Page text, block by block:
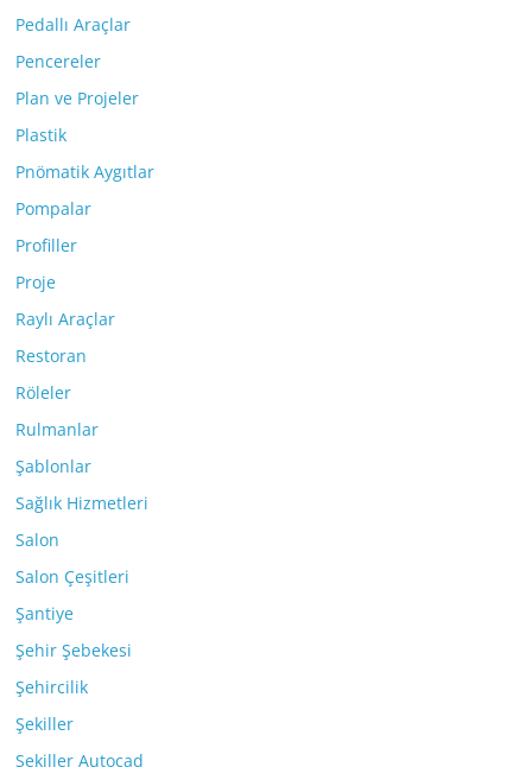
Pedallı Araçlar
Pencereler
Plan ve Projeler
Plastik
Pnömatik Aygıtlar
Pompalar
Profiller
Proje
Raylı Araçlar
Restoran
Röleler
Rulmanlar
Şablonlar
Sağlık Hizmetleri
Salon
Salon Çeşitleri
Şantiye
Şehir Şebekesi
Şehircilik
Şekiller
Şekiller Autocad